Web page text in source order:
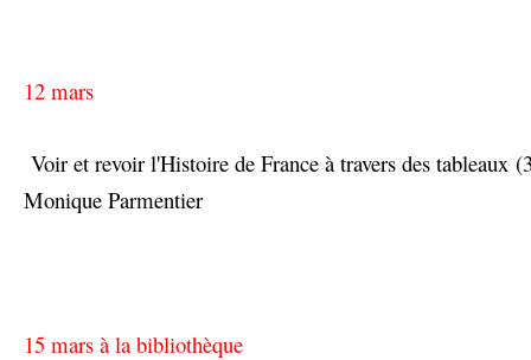
12 mars
Voir et revoir l'Histoire de France à travers des tableaux
Monique Parmentier
15 mars à la bibliothèque